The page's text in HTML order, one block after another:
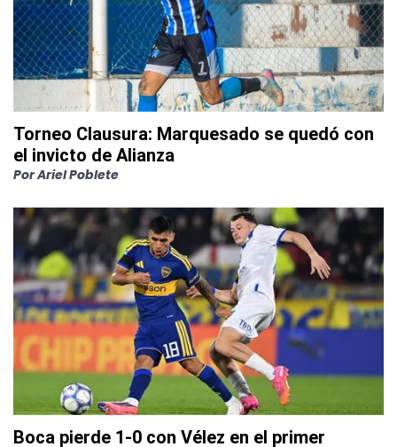
Torneo Clausura: Marquesado se quedó con
el invicto de Alianza
PorAriel Poblete
Boca pierde 1-0 con Vélez en el primer